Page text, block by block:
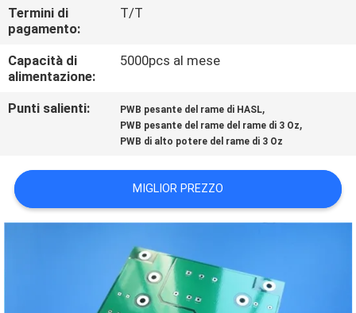
CONTATTACI
NOTIZIE
CASI
MAPPA
DEL
SITO
Termini di
pagamento:
T/T
Capacità di
alimentazione:
5000pcs al mese
Punti salienti: PWB pesante del rame di HASL,
PWB pesante del rame del rame di 3 Oz,
PWB di alto potere del rame di 3 Oz
MIGLIOR PREZZO